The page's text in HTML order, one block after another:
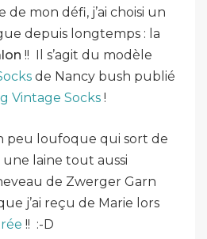
mon défi, j’ai choisi un
depuis longtemps : la
!! Il s’agit du modèle
de Nancy bush publié
Vintage Socks !
peu loufoque qui sort de
une laine tout aussi
de Zwerger Garn
j’ai reçu de Marie lors
!! :-D